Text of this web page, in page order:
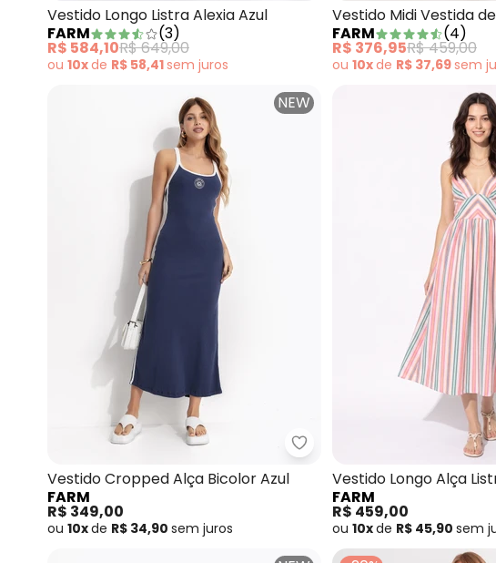
Vestido Longo Listra Alexia Azul
FARM
(3)
R$ 584,10R$ 649,00
ou 10xde R$ 58,41sem juros
Vestido Midi Vestida
FARM
(4)
R$ 376,95R$ 459,00
ou 10xde R$ 37,69sem
NEW
Farm - Vestido Cropped
Vestido Cropped Alça Bicolor Azul
FARM
R$ 349,00
ou 10xde R$ 34,90 sem juros
Vestido Longo Alça
Branco
FARM
R$ 459,00
ou 10xde R$ 45,90 sem